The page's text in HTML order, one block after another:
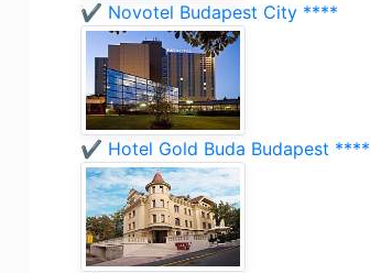
✔️ Novotel Budapest City ****
✔️ Hotel Gold Buda Budapest ****